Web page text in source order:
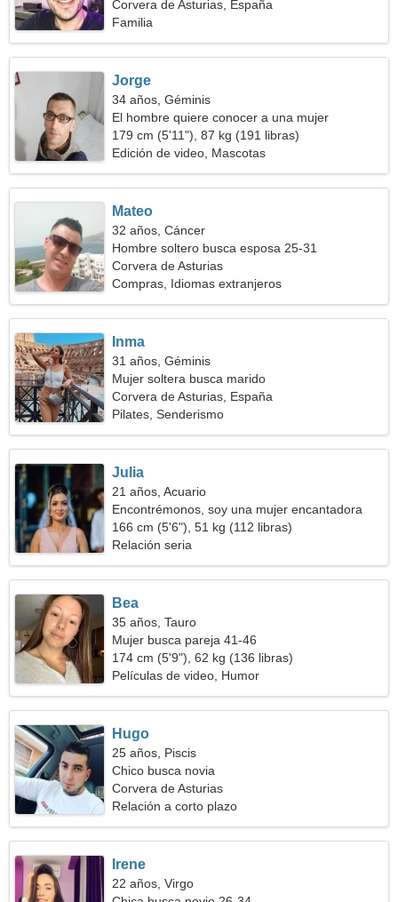
necesito una mujer sincera
Corvera de Asturias, España
Familia
Jorge
34 años, Géminis
El hombre quiere conocer a una mujer
179 cm (5'11"), 87 kg (191 libras)
Edición de video, Mascotas
Mateo
32 años, Cáncer
Hombre soltero busca esposa 25-31
Corvera de Asturias
Compras, Idiomas extranjeros
Inma
31 años, Géminis
Mujer soltera busca marido
Corvera de Asturias, España
Pilates, Senderismo
Julia
21 años, Acuario
Encontrémonos, soy una mujer encantadora
166 cm (5'6"), 51 kg (112 libras)
Relación seria
Bea
35 años, Tauro
Mujer busca pareja 41-46
174 cm (5'9"), 62 kg (136 libras)
Películas de video, Humor
Hugo
25 años, Piscis
Chico busca novia
Corvera de Asturias
Relación a corto plazo
Irene
22 años, Virgo